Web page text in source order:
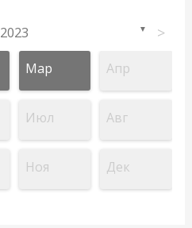
2023 ▼ >
Мар Апр
Июл Авг
Ноя Дек